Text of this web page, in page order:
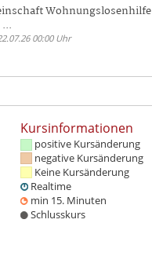
Wohnungslosenhilfe
00:00 Uhr
Kursinformationen
positive Kursänderung
negative Kursänderung
Keine Kursänderung
Realtime
min 15. Minuten
Schlusskurs